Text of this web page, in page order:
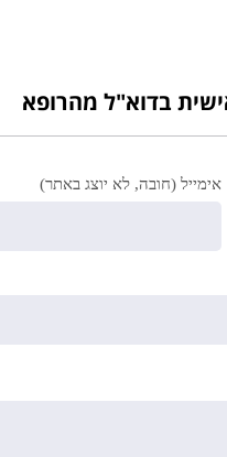
בדוא"ל מהרופא
אימייל (חובה, לא יוצג באתר)